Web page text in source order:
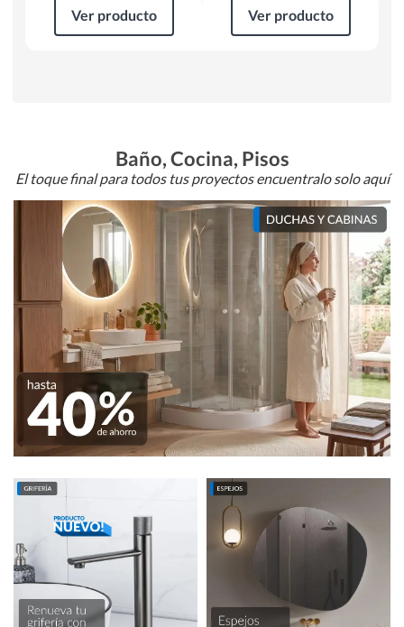
Ver producto Ver producto
Baño, Cocina, Pisos
El toque final para todos tus proyectos encuentralo solo aquí